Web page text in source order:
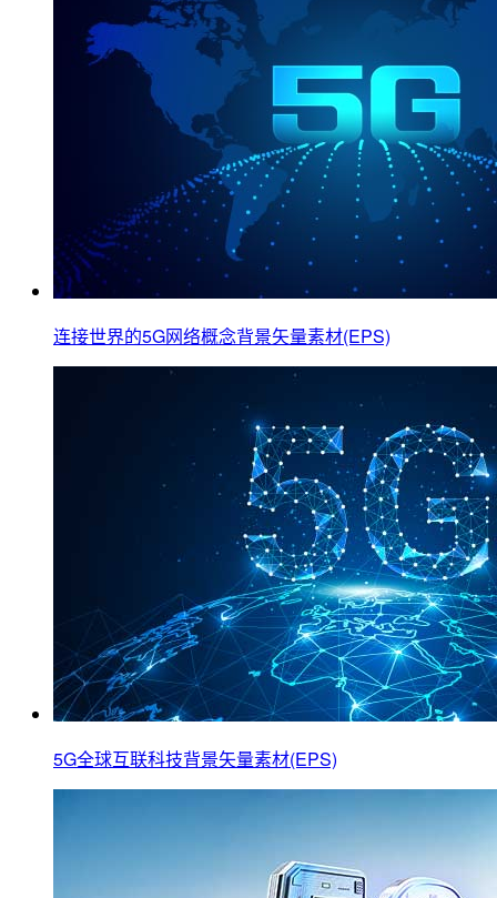
连接世界的5G网络概念背景矢量素材(EPS)
5G全球互联科技背景矢量素材(EPS)